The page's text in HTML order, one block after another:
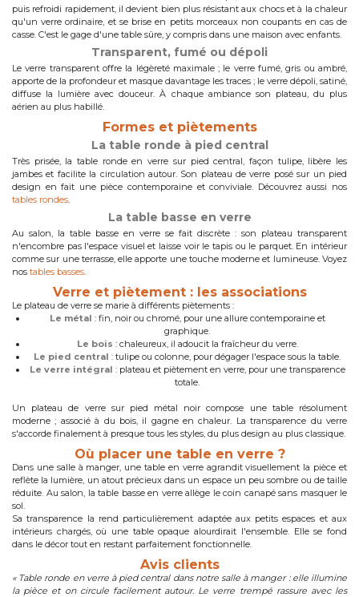
puis refroidi rapidement, il devient bien plus résistant aux chocs et à la chaleur
qu'un verre ordinaire, et se brise en petits morceaux non coupants en cas de
casse. C'est le gage d'une table sûre, y compris dans une maison avec enfants.
Transparent, fumé ou dépoli
Le verre transparent offre la légèreté maximale ; le verre fumé, gris ou ambré,
apporte de la profondeur et masque davantage les traces ; le verre dépoli, satiné,
diffuse la lumière avec douceur. À chaque ambiance son plateau, du plus
aérien au plus habillé.
Formes et piètements
La table ronde à pied central
Très prisée, la table ronde en verre sur pied central, façon tulipe, libère les
jambes et facilite la circulation autour. Son plateau de verre posé sur un pied
design en fait une pièce contemporaine et conviviale. Découvrez aussi nos
tables rondes.
La table basse en verre
Au salon, la table basse en verre se fait discrète : son plateau transparent
n'encombre pas l'espace visuel et laisse voir le tapis ou le parquet. En intérieur
comme sur une terrasse, elle apporte une touche moderne et lumineuse. Voyez
nos tables basses.
Verre et piètement : les associations
Le plateau de verre se marie à différents piètements :
Le métal : fin, noir ou chromé, pour une allure contemporaine et
graphique.
Le bois : chaleureux, il adoucit la fraîcheur du verre.
Le pied central : tulipe ou colonne, pour dégager l'espace sous la table.
Le verre intégral : plateau et piètement en verre, pour une transparence
totale.
Un plateau de verre sur pied métal noir compose une table résolument
moderne ; associé à du bois, il gagne en chaleur. La transparence du verre
s'accorde finalement à presque tous les styles, du plus design au plus classique.
Où placer une table en verre ?
Dans une salle à manger, une table en verre agrandit visuellement la pièce et
reflète la lumière, un atout précieux dans un espace un peu sombre ou de taille
réduite. Au salon, la table basse en verre allège le coin canapé sans masquer le
sol.
Sa transparence la rend particulièrement adaptée aux petits espaces et aux
intérieurs chargés, où une table opaque alourdirait l'ensemble. Elle se fond
dans le décor tout en restant parfaitement fonctionnelle.
Avis clients
« Table ronde en verre à pied central dans notre salle à manger : elle illumine
la pièce et on circule facilement autour. Le verre trempé rassure avec les